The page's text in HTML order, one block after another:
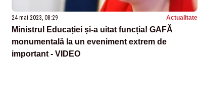
24 mai 2023, 08:29 Actualitate
Ministrul Educației și-a uitat funcția! GAFĂ
monumentală la un eveniment extrem de
important - VIDEO